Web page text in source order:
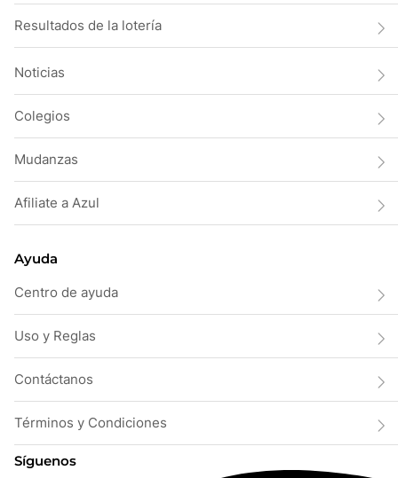
Resultados de la lotería
Noticias
Colegios
Mudanzas
Afiliate a Azul
Ayuda
Centro de ayuda
Uso y Reglas
Contáctanos
Términos y Condiciones
Síguenos